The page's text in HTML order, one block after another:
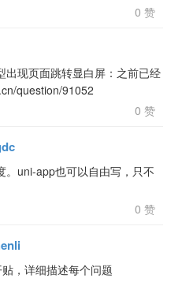
0 赞
现页面跳转显白屏：之前已经
question/91052
0 赞
uni-app也可以自由写，只不
0 赞
，详细描述每个问题